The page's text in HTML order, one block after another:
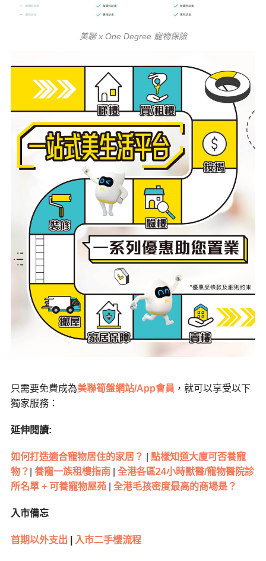
美聯 x One Degree 寵物保險
只需要免費成為美聯筍盤網站/App會員 ，就可以享受以下
獨家服務：
延伸閱讀:
如何打造適合寵物居住的家居？
點樣知道大廈可否養寵
物？
養寵一族租樓指南| 全港各區24小時獸醫/寵物醫院診
所名單 + 可養寵物屋苑| 全港毛孩密度最高的商場是？
入市備忘
首期以外支出 入市二手樓流程